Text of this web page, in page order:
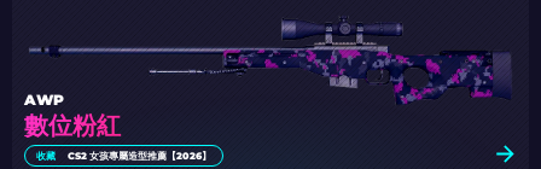
數位粉紅
AWP
收藏 CS2 女孩專屬造型推薦【2026】